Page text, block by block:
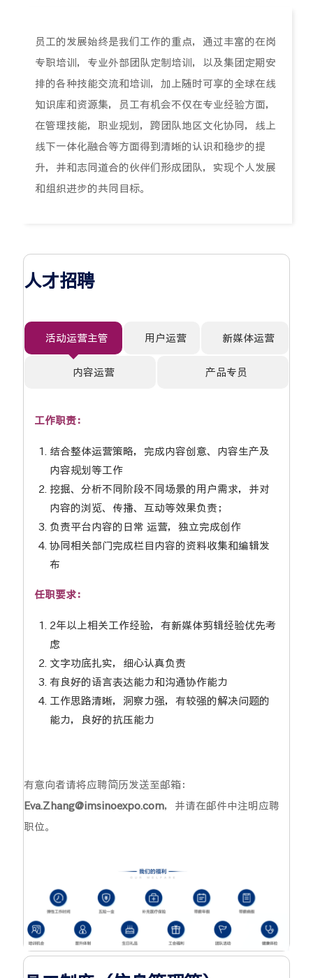
员工的发展始终是我们工作的重点，通过丰富的在岗
专职培训，专业外部团队定制培训，以及集团定期安
排的各种技能交流和培训，加上随时可享的全球在线
知识库和资源集，员工有机会不仅在专业经验方面，
在管理技能，职业规划，跨团队地区文化协同，线上
线下一体化融合等方面得到清晰的认识和稳步的提
升，并和志同道合的伙伴们形成团队，实现个人发展
和组织进步的共同目标。
人才招聘
活动运营主管 用户运营 新媒体运营
内容运营 产品专员
工作职责：
结合整体运营策略，完成内容创意、内容生产及
内容规划等工作
挖掘、分析不同阶段不同场景的用户需求，并对
内容的浏览、传播、互动等效果负责；
负责平台内容的日常 运营，独立完成创作
协同相关部门完成栏目内容的资料收集和编辑发
布
任职要求：
2年以上相关工作经验，有新媒体剪辑经验优先考
虑
文字功底扎实，细心认真负责
有良好的语言表达能力和沟通协作能力
工作思路清晰，洞察力强，有较强的解决问题的
能力，良好的抗压能力
有意向者请将应聘简历发送至邮箱：
Eva.Zhang@imsinoexpo.com，并请在邮件中注明应聘
职位。